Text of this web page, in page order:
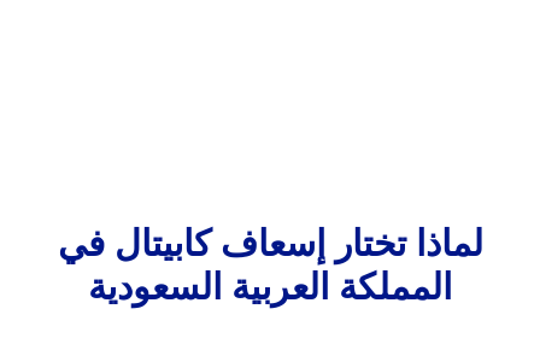
لماذا تختار إسعاف كابيتال في
المملكة العربية السعودية